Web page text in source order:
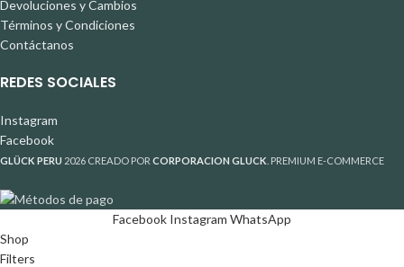
Devoluciones y Cambios
Términos y Condiciones
Contáctanos
REDES SOCIALES
Instagram
Facebook
GLÜCK PERU 2026 CREADO POR CORPORACION GLUCK . PREMIUM E-COMMERCE
Facebook Instagram WhatsApp
Shop
Filters